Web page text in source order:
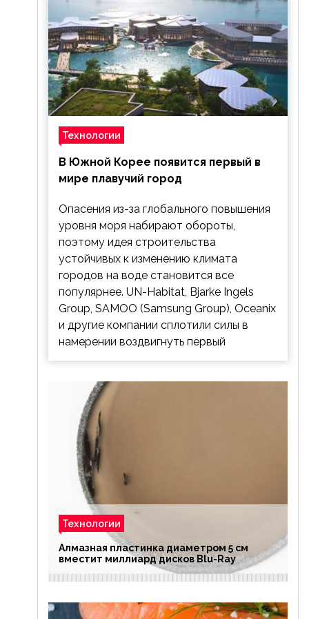
Технологии
В Южной Корее появится первый в
мире плавучий город
Опасения из-за глобального повышения
уровня моря набирают обороты,
поэтому идея строительства
устойчивых к изменению климата
городов на воде становится все
популярнее. UN-Habitat, Bjarke Ingels
Group, SAMOO (Samsung Group), Oceanix
и другие компании сплотили силы в
намерении воздвигнуть первый
Технологии
Алмазная пластинка диаметром 5 см
вместит миллиард дисков Blu-Ray